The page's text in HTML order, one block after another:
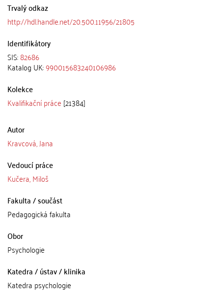
Trvalý odkaz
http://hdl.handle.net/20.500.11956/21805
Identifikátory
SIS:82686
Katalog UK:990015683240106986
Kolekce
Kvalifikační práce [21384]
Autor
Kravcová, Jana
Vedoucí práce
Kučera, Miloš
Fakulta / součást
Pedagogická fakulta
Obor
Psychologie
Katedra / ústav / klinika
Katedra psychologie